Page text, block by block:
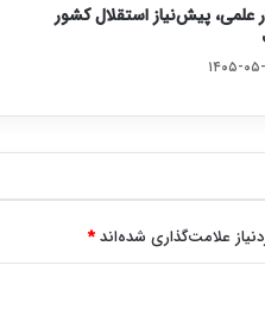
علمی، پیش‌نیاز استقلال کشور
۰۵-۱۵
علامت‌گذاری شده‌اند*